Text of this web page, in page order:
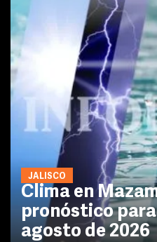
JALISCO
Clima en
pronóstico
agosto de 2026